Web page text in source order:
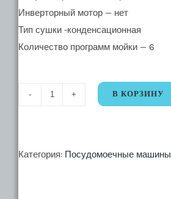
Инверторный мотор — нет
Тип сушки -конденсационная
Количество программ мойки — 6
Количество
посудомоечная
В КОРЗИНУ
Категория: Посудомоечные машины